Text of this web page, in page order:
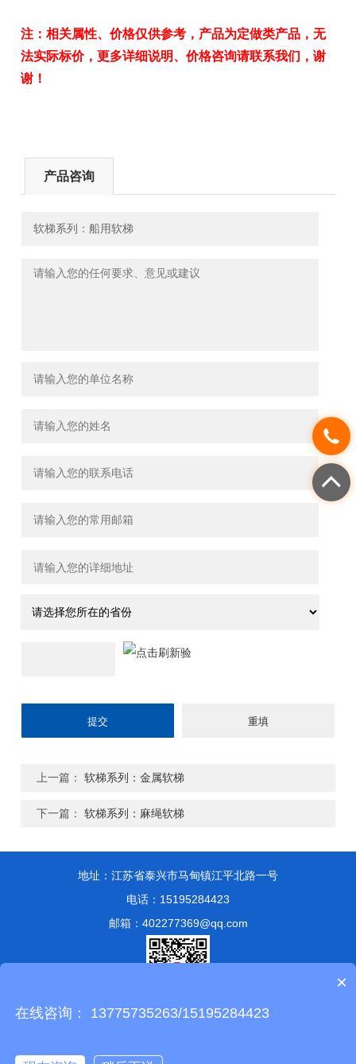
注：相关属性、价格仅供参考，产品为定做类产品，无
法实际标价，更多详细说明、价格咨询请联系我们，谢
谢！
产品咨询
上一篇：软梯系列：金属软梯
下一篇：软梯系列：麻绳软梯
地址：江苏省泰兴市马甸镇江平北路一号
电话：15195284423
邮箱：402277369@qq.com
×
在线咨询： 13775735263/15195284423